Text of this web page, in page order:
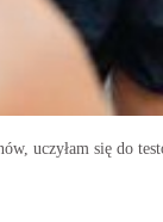
uczyłam się do